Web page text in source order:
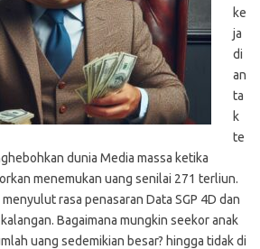
ke
ja
di
an
ta
k
te
dunia Media massa ketika
menemukan uang senilai 271 terliun.
rasa penasaran Data SGP 4D dan
Bagaimana mungkin seekor anak
uang sedemikian besar? hingga tidak di